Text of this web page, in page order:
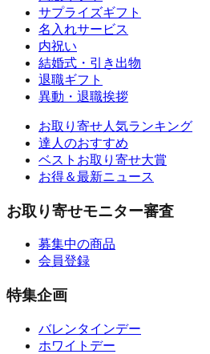
サプライズギフト
名入れサービス
内祝い
結婚式・引き出物
退職ギフト
異動・退職挨拶
お取り寄せ人気ランキング
達人のおすすめ
ベストお取り寄せ大賞
お得＆最新ニュース
お取り寄せモニター審査
募集中の商品
会員登録
特集企画
バレンタインデー
ホワイトデー